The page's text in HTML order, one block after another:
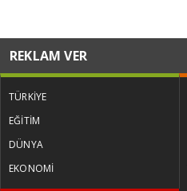
REKLAM VER
TÜRKİYE
EĞİTİM
DÜNYA
EKONOMİ